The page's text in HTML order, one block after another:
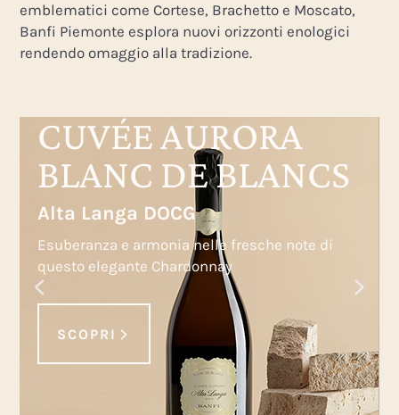
emblematici come Cortese, Brachetto e Moscato,
Banfi Piemonte esplora nuovi orizzonti enologici
rendendo omaggio alla tradizione.
CUVÉE AURORA
BLANC DE BLANCS
Alta Langa DOCG
Esuberanza e armonia nelle fresche note di
questo elegante Chardonnay
SCOPRI